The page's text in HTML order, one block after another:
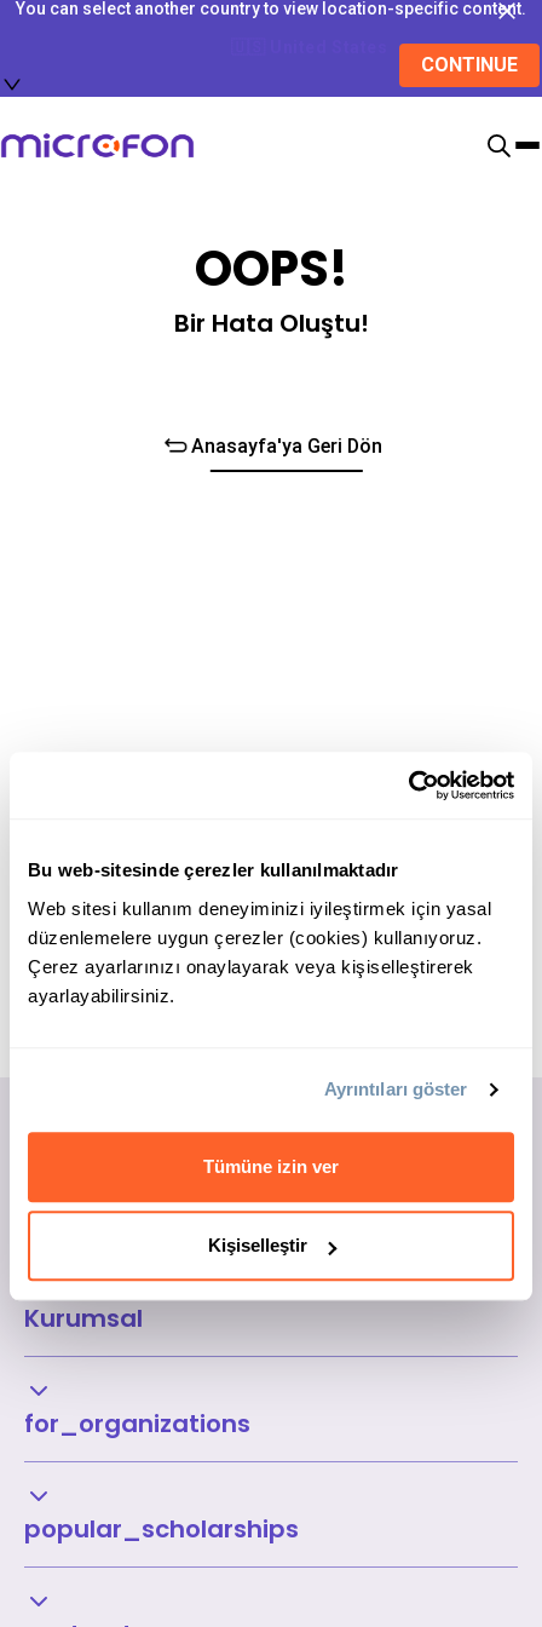
Bu web-sitesinde çerezler kullanılmaktadır
Web sitesi kullanım deneyiminizi iyileştirmek için yasal
düzenlemelere uygun çerezler (cookies) kullanıyoruz.
Çerez ayarlarınızı onaylayarak veya kişiselleştirerek
ayarlayabilirsiniz.
Ayrıntıları göster
Tümüne izin ver
Kişiselleştir
You can select another country to view location-specific content.
CONTINUE
OOPS!
Bir Hata Oluştu!
Anasayfa'ya Geri Dön
Kurumsal
for_organizations
popular_scholarships